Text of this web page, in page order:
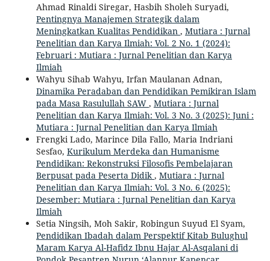
Ahmad Rinaldi Siregar, Hasbih Sholeh Suryadi,
Pentingnya Manajemen Strategik dalam
Meningkatkan Kualitas Pendidikan , Mutiara : Jurnal
Penelitian dan Karya Ilmiah: Vol. 2 No. 1 (2024):
Februari : Mutiara : Jurnal Penelitian dan Karya
Ilmiah
Wahyu Sihab Wahyu, Irfan Maulanan Adnan,
Dinamika Peradaban dan Pendidikan Pemikiran Islam
pada Masa Rasulullah SAW , Mutiara : Jurnal
Penelitian dan Karya Ilmiah: Vol. 3 No. 3 (2025): Juni :
Mutiara : Jurnal Penelitian dan Karya Ilmiah
Frengki Lado, Marince Dila Fallo, Maria Indriani
Sesfao, Kurikulum Merdeka dan Humanisme
Pendidikan: Rekonstruksi Filosofis Pembelajaran
Berpusat pada Peserta Didik, Mutiara : Jurnal
Penelitian dan Karya Ilmiah: Vol. 3 No. 6 (2025):
Desember: Mutiara : Jurnal Penelitian dan Karya
Ilmiah
Setia Ningsih, Moh Sakir, Robingun Suyud El Syam,
Pendidikan Ibadah dalam Perspektif Kitab Bulughul
Maram Karya Al-Hafidz Ibnu Hajar Al-Asqalani di